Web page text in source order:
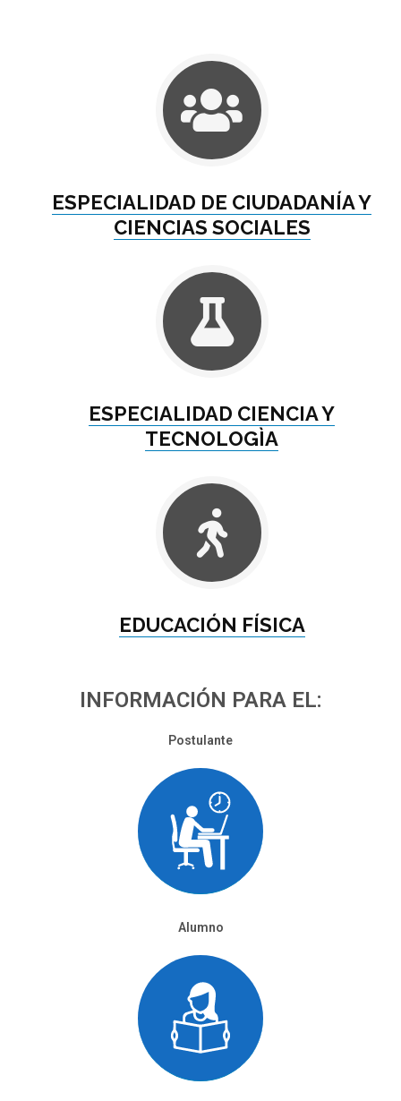
ESPECIALIDAD DE CIUDADANÍA Y
CIENCIAS SOCIALES
ESPECIALIDAD CIENCIA Y
TECNOLOGÌA
EDUCACIÓN FÍSICA
INFORMACIÓN PARA EL:
Postulante
Alumno